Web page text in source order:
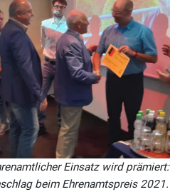
Einsatz wird prämiert:
beim Ehrenamtspreis 2021.